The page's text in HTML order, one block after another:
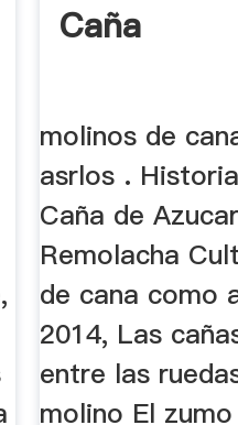
Caña
molinos de
asrlos .
Caña de
Remolacha
de cana como
2014, Las
entre las
molino El